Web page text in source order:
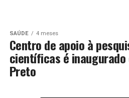
SAÚDE 4 meses
Centro de apoio à
científicas é inaugurado
Preto